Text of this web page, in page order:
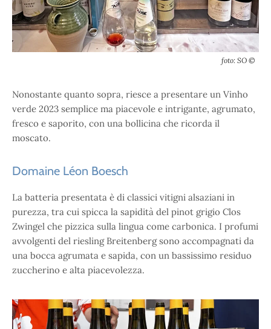
foto: SO ©
Nonostante quanto sopra, riesce a presentare un Vinho
verde 2023 semplice ma piacevole e intrigante, agrumato,
fresco e saporito, con una bollicina che ricorda il
moscato.
Domaine Léon Boesch
La batteria presentata è di classici vitigni alsaziani in
purezza, tra cui spicca la sapidità del pinot grigio Clos
Zwingel che pizzica sulla lingua come carbonica. I profumi
avvolgenti del riesling Breitenberg sono accompagnati da
una bocca agrumata e sapida, con un bassissimo residuo
zuccherino e alta piacevolezza.